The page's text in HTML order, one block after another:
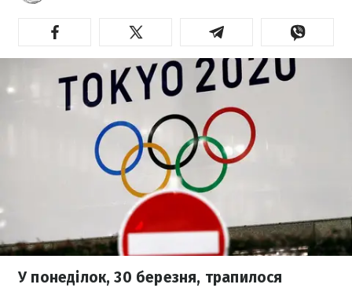
У понеділок, 30 березня, трапилося